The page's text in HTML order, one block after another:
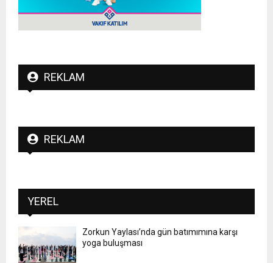
REKLAM
REKLAM
YEREL
Zorkun Yaylası’nda gün batımımına karşı
yoga buluşması